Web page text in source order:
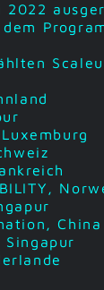
2022
China
Singapur